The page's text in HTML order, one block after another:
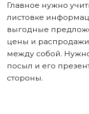
Главное нужно
листовке
выгодные
цены и
между собой.
посыл и его
стороны.